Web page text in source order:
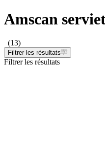
Amscan
(13)
Filtrer les résultats
Filtrer les résultats